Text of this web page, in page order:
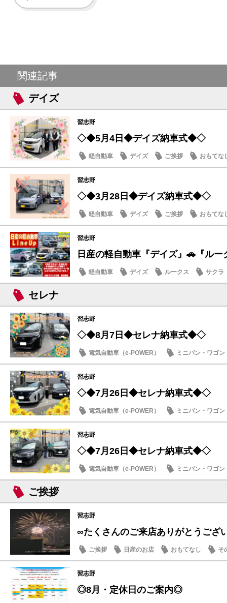
関連記事
デイズ
習志野
◇◆5月4日◆デイズ納車式◆◇
軽自動車 デイズ ご挨拶 おもてな
習志野
◇◆3月28日◆デイズ納車式◆◇
軽自動車 デイズ ご挨拶 おもてな
習志野
日産の軽自動車『デイズ』🚗『ル
軽自動車 デイズ ルークス サクラ
セレナ
習志野
◇◆8月7日◆セレナ納車式◆◇
電気自動車（e-POWER）
ミニバン・ワゴン
納車式
習志野
◇◆7月26日◆セレナ納車式◆◇
電気自動車（e-POWER）
ミニバン・ワゴン
納車式
習志野
◇◆7月26日◆セレナ納車式◆◇
電気自動車（e-POWER）
ミニバン・ワゴン
納車式
ご挨拶
習志野
∞たくさんのご来店ありがとうござ
ご挨拶 日産のお店 おもてなし そ
習志野
◎8月・定休日のご案内◎